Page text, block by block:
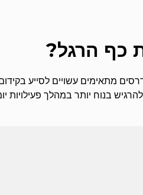
כף הרגל?
מתאימים עשויים לסייע בקידום
בנוח יותר במהלך פעילויות